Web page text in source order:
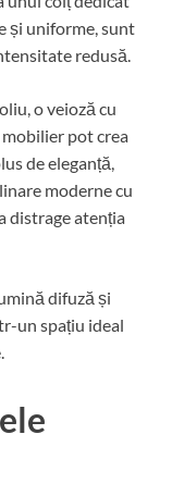
și uniforme, sunt
redusă.
o veioză cu
pot crea
de eleganță,
moderne cu
distrage atenția
difuză și
un spațiu ideal